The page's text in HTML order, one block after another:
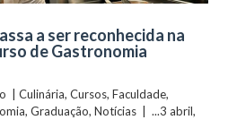
a ser reconhecida na
de Gastronomia
|
Culinária, Cursos, Faculdade
, Graduação, Notícias
  |  ...3 abril,